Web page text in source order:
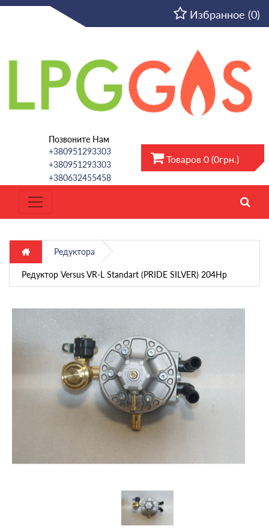
Избранное (0)
Позвоните Нам
+380951293303
+380951293303
+380632455458
Товаров 0 (0грн.)
Редуктора
Редуктор Versus VR-L Standart (PRIDE SILVER) 204Hp